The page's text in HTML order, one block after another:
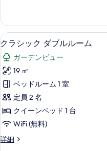
す
る
ム
の
す
べ
て
の
写
真
を
表
ク
ダ
ブ
ル
ー
ム
の
詳
細
ク
ラ
シ
ッ
ク
ダ
ブ
ル
ル
6
クラシック ダブルルーム
ガーデンビュー
19 ㎡
ベッドルーム 1 室
定員 2 名
クイーンベッド 1 台
WiFi (無料)
詳細
ク